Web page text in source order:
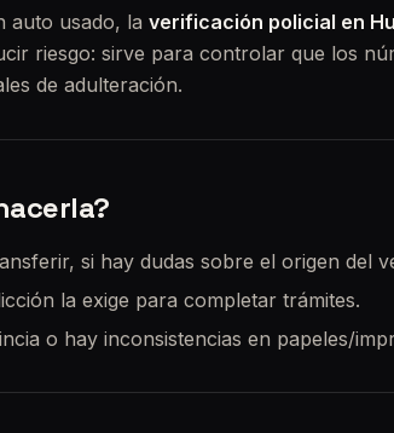
auto usado, la verificación policial en
riesgo: sirve para controlar que los
de adulteración.
si hay dudas sobre el origen del
la exige para completar trámites.
o hay inconsistencias en papeles/